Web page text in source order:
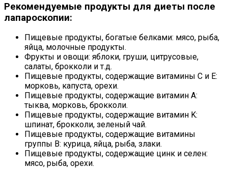
Рекомендуемые продукты для диеты после
лапароскопии:
Пищевые продукты, богатые белками: мясо, рыба,
яйца, молочные продукты.
Фрукты и овощи: яблоки, груши, цитрусовые,
салаты, брокколи и т.д.
Пищевые продукты, содержащие витамины С и Е:
морковь, капуста, орехи.
Пищевые продукты, содержащие витамин А:
тыква, морковь, брокколи.
Пищевые продукты, содержащие витамин K:
шпинат, брокколи, зеленый чай.
Пищевые продукты, содержащие витамины
группы B: курица, яйца, рыба, злаки.
Пищевые продукты, содержащие цинк и селен:
мясо, рыба, орехи.